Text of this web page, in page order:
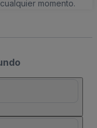
momento.